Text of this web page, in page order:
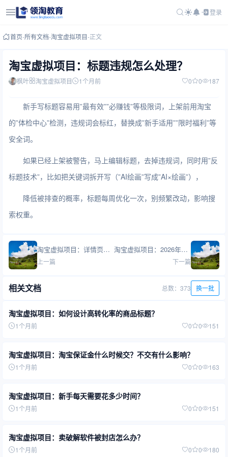
登录
首页-所有文档-淘宝虚拟项目-正文
淘宝虚拟项目：标题违规怎么处理？
枫叶 淘宝虚拟项目 1个月前 0 0 187
新手写标题容易用”最有效””必赚钱”等极限词，上架前用淘宝
的”体检中心”检测，违规词会标红，替换成”新手适用””限时福利”等
安全词。
如果已经上架被警告，马上编辑标题，去掉违规词，同时用”反
标题技术”，比如把关键词拆开写（”AI绘画”写成”AI×绘画”），
降低被排查的概率，标题每周优化一次，别频繁改动，影响搜
索权重。
淘宝虚拟项目：详情页怎么避免违规？
上一篇
淘宝虚拟项目：2026年虚拟商品有哪些新趋势？
下一篇
相关文档 总数：373 换一批
淘宝虚拟项目：如何设计高转化率的商品标题？
1个月前 0 0 151
淘宝虚拟项目：淘宝保证金什么时候交？不交有什么影响？
1个月前 0 0 163
淘宝虚拟项目：新手每天需要花多少时间？
1个月前 0 0 151
淘宝虚拟项目：卖破解软件被封店怎么办？
1个月前 0 0 180